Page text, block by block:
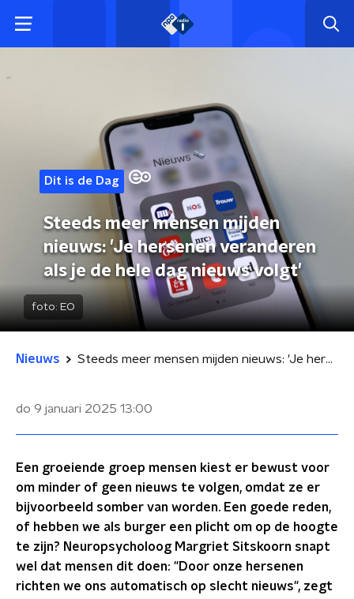
Dit is de Dag
Steeds meer mensen mijden
nieuws: 'Je hersenen veranderen
als je de hele dag nieuws volgt'
foto: EO
Nieuws Steeds meer mensen mijden nieuws: 'Je hersenen veranderen als je de hele dag nieuws volgt'
do 9 januari 2025 13:00
Een groeiende groep mensen kiest er bewust voor
om minder of geen nieuws te volgen, omdat ze er
bijvoorbeeld somber van worden. Een goede reden,
of hebben we als burger een plicht om op de hoogte
te zijn? Neuropsycholoog Margriet Sitskoorn snapt
wel dat mensen dit doen: "Door onze hersenen
richten we ons automatisch op slecht nieuws", zegt